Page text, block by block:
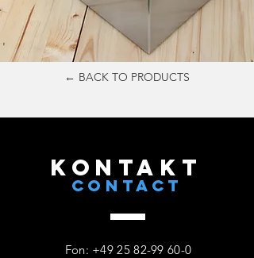
← BACK TO PRODUCTS
KONTAKT
CONTACT
Fon: +49 25 82-99 60-0